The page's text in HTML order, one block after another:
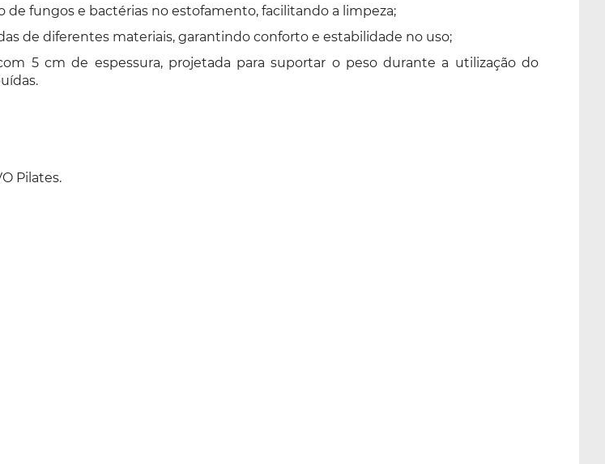
fungos e bactérias no estofamento, facilitando a limpeza;
de diferentes materiais, garantindo conforto e estabilidade no uso;
5 cm de espessura, projetada para suportar o peso durante a utilização do
Pilates.